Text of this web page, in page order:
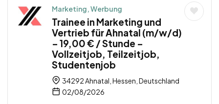
Marketing, Werbung
Trainee in Marketing und
Vertrieb für Ahnatal (m/w/d)
– 19,00 € / Stunde –
Vollzeitjob, Teilzeitjob,
Studentenjob
34292 Ahnatal, Hessen, Deutschland
02/08/2026